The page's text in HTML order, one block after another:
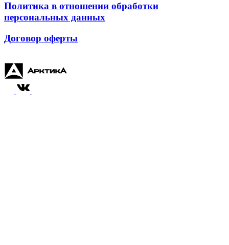
Политика в отношении обработки
персональных данных
Договор оферты